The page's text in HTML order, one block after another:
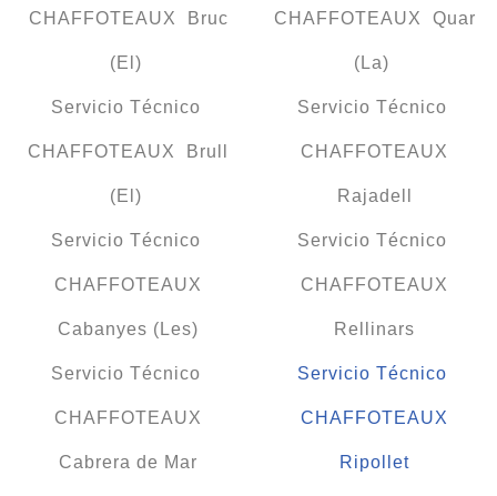
CHAFFOTEAUX Bruc
(El)
Servicio Técnico
CHAFFOTEAUX Brull
(El)
Servicio Técnico
CHAFFOTEAUX
Cabanyes (Les)
Servicio Técnico
CHAFFOTEAUX
Cabrera de Mar
CHAFFOTEAUX Quar
(La)
Servicio Técnico
CHAFFOTEAUX
Rajadell
Servicio Técnico
CHAFFOTEAUX
Rellinars
Servicio Técnico
CHAFFOTEAUX
Ripollet